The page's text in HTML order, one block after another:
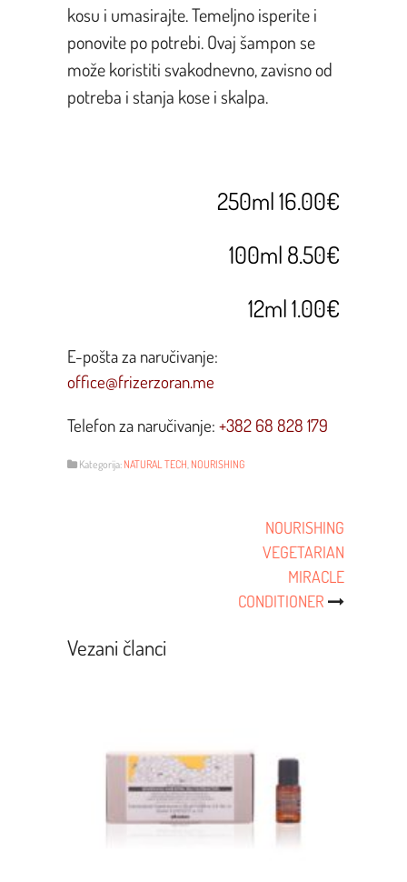
kosu i umasirajte. Temeljno isperite i
ponovite po potrebi. Ovaj šampon se
može koristiti svakodnevno, zavisno od
potreba i stanja kose i skalpa.
250ml 16.00€
100ml 8.50€
12ml 1.00€
E-pošta za naručivanje:
office@frizerzoran.me
Telefon za naručivanje: +382 68 828 179
Kategorija: NATURAL TECH NOURISHING
NOURISHING
VEGETARIAN
MIRACLE
CONDITIONER
Vezani članci